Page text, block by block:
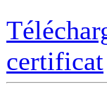
certificat